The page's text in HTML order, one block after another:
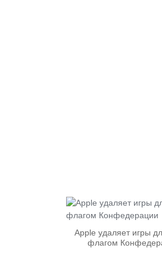
Apple удаляет игры
флагом